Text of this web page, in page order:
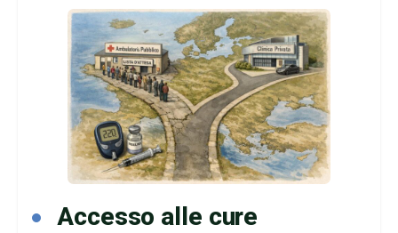
Accesso alle cure